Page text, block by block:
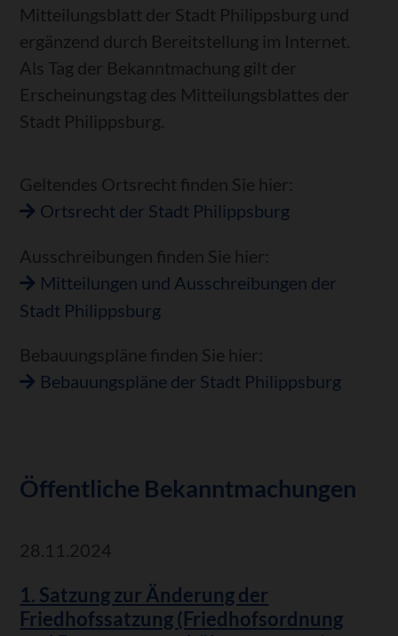
Mitteilungsblatt der Stadt Philippsburg und
ergänzend durch Bereitstellung im Internet.
Als Tag der Bekanntmachung gilt der
Erscheinungstag des Mitteilungsblattes der
Stadt Philippsburg.
Geltendes Ortsrecht finden Sie hier:
Ortsrecht der Stadt Philippsburg
Ausschreibungen finden Sie hier:
Mitteilungen und Ausschreibungen der
Stadt Philippsburg
Bebauungspläne finden Sie hier:
Bebauungspläne der Stadt Philippsburg
Öffentliche Bekanntmachungen
28.11.2024
1. Satzung zur Änderung der
Friedhofssatzung (Friedhofsordnung